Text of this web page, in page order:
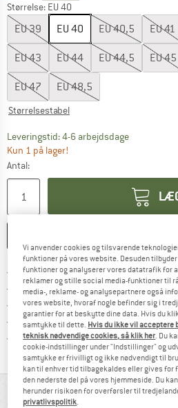
Størrelse: EU40
EU39 EU 40 EU40,5 EU41
EU43 EU44 EU44,5 EU45
EU47 EU48,5
Størrelsestabel
Leveringstid: 4-6 arbejdsdageLinket
Kun 1 på lager!
Antal:
Portofri fra 69 € (DK)Find
100 dages returretGå til
> 4.000.000 tilfredse kunder
Alle artikler på lager
Vi er Trustpilot-
ALT I
Vi anvender cookies og tilsvarende
funktioner på vores website. Desuden
funktioner og analyserer vores datatrafik for
reklamer og stille social media-funktioner til
media-, reklame- og analysepartnere også
vores website, hvoraf nogle befinder sig i
garantier for at beskytte dine data. Hvis du
samtykke til dette. Hvis du ikke vil acceptere
teknisk nødvendige cookies, så klik her. Du
cookie-indstillinger under "Indstillinger" og
samtykke er frivilligt og ikke nødvendigt til
kan til enhver tid tilbagekaldes eller gives for
den nederste del på vores hjemmeside. Du
herunder risikoen for overførsler til
privatlivspolitik.